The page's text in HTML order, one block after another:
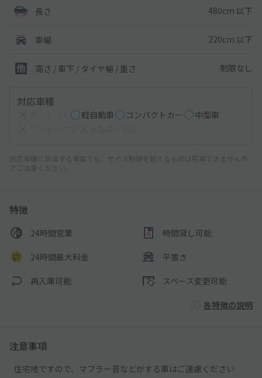
長さ 480cm 以下
車幅 220cm 以下
高さ / 車下 / タイヤ幅 / 重さ 制限なし
対応車種
軽自動車 コンパクトカー
中型車
対応車種に該当する車両でも、サイズ制限を超えるものは駐車できませんの
でご注意ください。
特徴
24時間営業 時間貸し可能
24時間最大料金 平置き
再入庫可能 スペース変更可能
各特徴の説明
注意事項
住宅地ですので、マフラー音などがする車はご遠慮ください